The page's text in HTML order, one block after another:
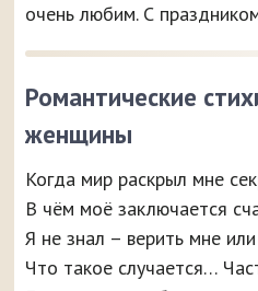
очень любим. С
Романтические
женщины
Когда мир раскрыл мне
В чём моё заключается
Я не знал – верить мне
Что такое случается…